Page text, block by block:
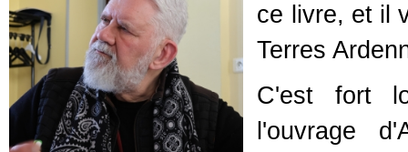
ce livre, et il
Terres
C'est fort
l'ouvrage